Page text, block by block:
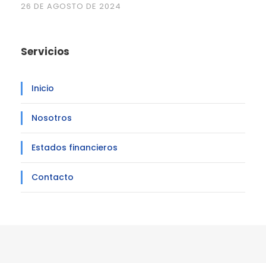
26 DE AGOSTO DE 2024
Servicios
Inicio
Nosotros
Estados financieros
Contacto